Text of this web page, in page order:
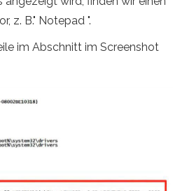
z. B." Notepad ".
im Abschnitt im Screenshot